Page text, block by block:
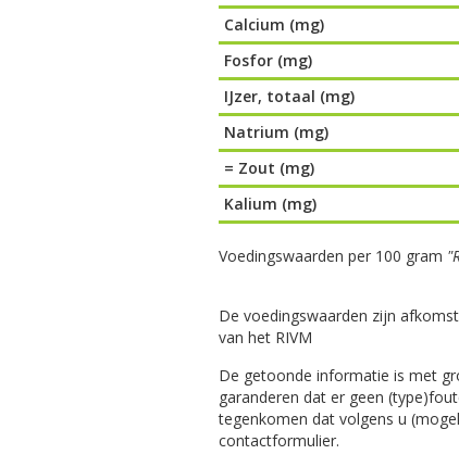
Calcium (mg)
Fosfor (mg)
IJzer, totaal (mg)
Natrium (mg)
= Zout (mg)
Kalium (mg)
Voedingswaarden per 100 gram
De voedingswaarden zijn
van het RIVM
De getoonde informatie is met
garanderen dat er geen
tegenkomen dat volgens u
contactformulier.